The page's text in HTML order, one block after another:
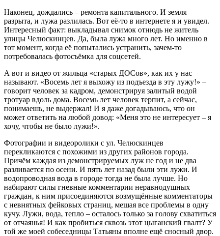
Наконец, дождались – ремонта капитального. И земля
разрыта, и лужа разлилась. Вот её-то в интернете я и увидел.
Интересный факт: выкладывал снимок отнюдь не житель
улицы Челюскинцев. Да, была лужа много лет. Но именно в
тот момент, когда её попытались устранить, зачем-то
потребовалась фотосъёмка для соцсетей.
А вот и видео от жильца «старых ДОСов», как их у нас
называют. «Восемь лет я выхожу из подъезда в эту лужу!» –
говорит человек за кадром, демонстрируя залитый водой
тротуар вдоль дома. Восемь лет человек терпит, а сейчас,
понимаешь, не выдержал! И я даже догадываюсь, что он
может ответить на любой довод: «Меня это не интересует – я
хочу, чтобы не было лужи!».
Фотографии и видеоролики с ул. Челюскинцев
перекликаются с похожими из других районов города.
Причём каждая из демонстрируемых луж не год и не два
разливается по осени. И пять лет назад были эти лужи. И
водопроводная вода в городе тогда не была лучше. Но
набирают силы гневные комментарии неравнодушных
граждан, к ним присоединяются возмущённые комментаторы
с невнятных фейковых страниц, мешая все проблемы в одну
кучу. Лужи, вода, тепло – осталось только за голову схватиться
от отчаянья! И как пробиться сквозь этот цыганский гвалт? У
той же моей собеседницы Татьяны вполне ещё сносный двор.